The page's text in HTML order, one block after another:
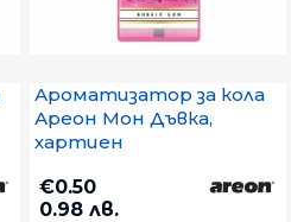
Ароматизатор за кола
Ареон Мон Дъвка,
хартиен
€0.50
0.98 лв.